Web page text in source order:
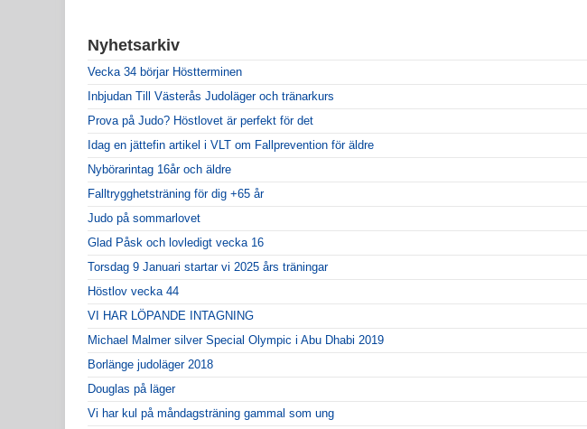
Nyhetsarkiv
Vecka 34 börjar Höstterminen
Inbjudan Till Västerås Judoläger och tränarkurs
Prova på Judo? Höstlovet är perfekt för det
Idag en jättefin artikel i VLT om Fallprevention för äldre
Nybörarintag 16år och äldre
Falltrygghetsträning för dig +65 år
Judo på sommarlovet
Glad Påsk och lovledigt vecka 16
Torsdag 9 Januari startar vi 2025 års träningar
Höstlov vecka 44
VI HAR LÖPANDE INTAGNING
Michael Malmer silver Special Olympic i Abu Dhabi 2019
Borlänge judoläger 2018
Douglas på läger
Vi har kul på måndagsträning gammal som ung